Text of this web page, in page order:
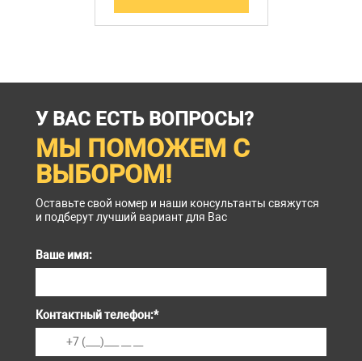
У ВАС ЕСТЬ ВОПРОСЫ?
МЫ ПОМОЖЕМ С
ВЫБОРОМ!
Оставьте свой номер и наши консультанты свяжутся
и подберут лучший вариант для Вас
Ваше имя:
Контактный телефон:*